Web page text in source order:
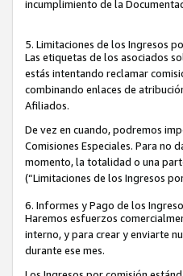
incumplimiento de la
5. Limitaciones de los Ingresos
Las etiquetas de los asociados
estás intentando reclamar
combinando enlaces de
Afiliados.
De vez en cuando, podremos
Comisiones Especiales. Para no
momento, la totalidad o una
(“Limitaciones de los Ingresos
6. Informes y Pago de los
Haremos esfuerzos
interno, y para crear y enviarte
durante ese mes.